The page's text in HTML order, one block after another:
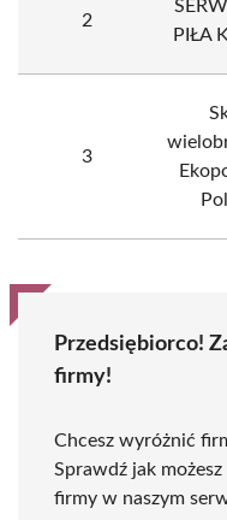
2
PIŁA
3
Przedsiębiorco!
firmy!
Chcesz wyróżnić
Sprawdź jak
firmy w naszym